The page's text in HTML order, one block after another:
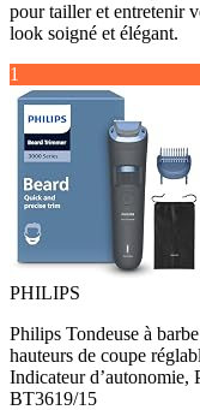
pour tailler et entretenir
look soigné et élégant.
1
PHILIPS
Philips Tondeuse à
hauteurs de coupe
Indicateur d’autonomie,
BT3619/15